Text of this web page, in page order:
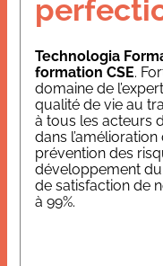
Nos applications et
Qui sommes-nous
Ressources
Technologia
formation CSE.
domaine de
qualité de vie au
à tous les acteurs
dans
prévention des
développement du
de satisfaction de
à 99%.